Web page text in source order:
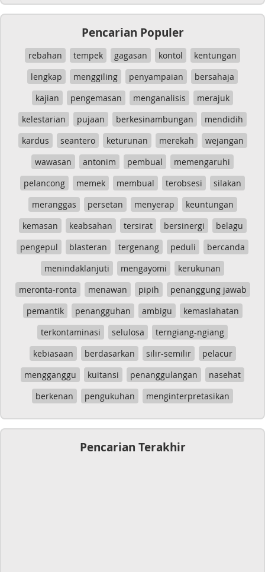
Pencarian Populer
rebahan tempek gagasan kontol
kentungan
lengkap
menggiling penyampaian
bersahaja
kajian
pengemasan menganalisis
merajuk
kelestarian
pujaan berkesinambungan
mendidih
kardus
seantero keturunan merekah
wejangan
wawasan
antonim pembual
memengaruhi
pelancong
memek membual terobsesi
silakan
meranggas
persetan menyerap
keuntungan
kemasan
keabsahan tersirat bersinergi
belagu
pengepul
blasteran tergenang peduli
bercanda
menindaklanjuti
mengayomi
kerukunan
meronta-ronta
menawan pipih
penanggung jawab
pemantik
penangguhan ambigu
kemaslahatan
terkontaminasi
selulosa
terngiang-ngiang
kebiasaan
berdasarkan silir-semilir
pelacur
mengganggu
kuitansi penanggulangan
nasehat
berkenan
pengukuhan menginterpretasikan
Pencarian Terakhir